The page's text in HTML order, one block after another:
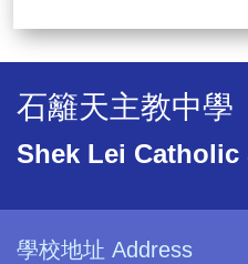
石籬天主教中學
Shek Lei
學校地址 Address